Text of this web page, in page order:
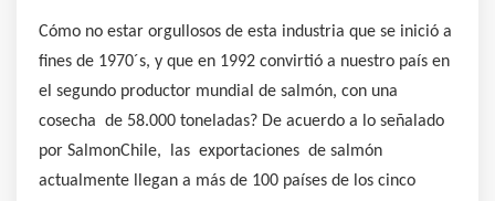
Cómo no estar orgullosos de esta industria que se inició a
fines de 1970´s, y que en 1992 convirtió a nuestro país en
el segundo productor mundial de salmón, con una
cosecha de 58.000 toneladas? De acuerdo a lo señalado
por SalmonChile, las exportaciones de salmón
actualmente llegan a más de 100 países de los cinco